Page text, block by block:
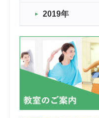
2019年